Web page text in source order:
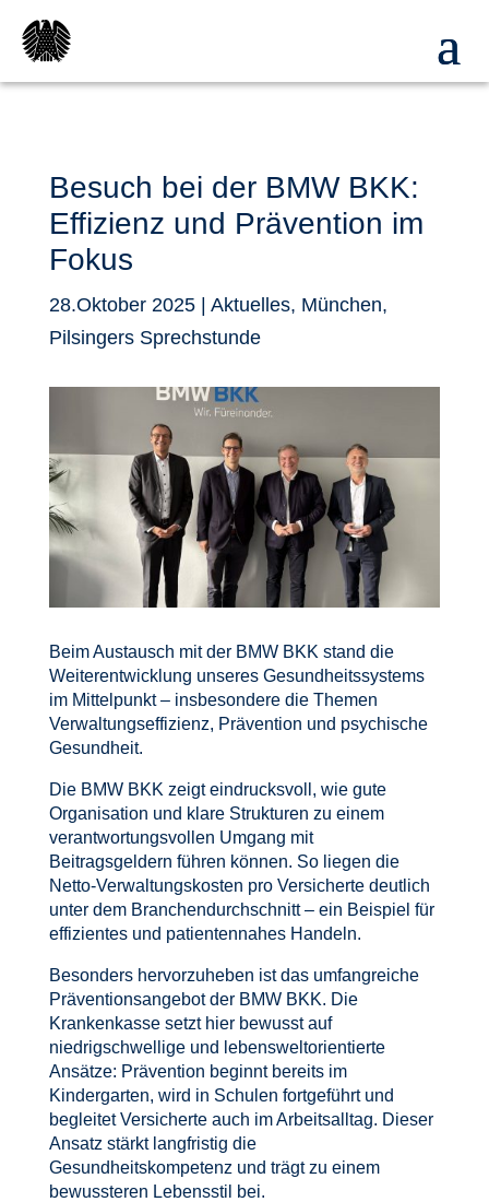
Besuch bei der BMW BKK:
Effizienz und Prävention im
Fokus
28.Oktober 2025| Aktuelles, München,
Pilsingers Sprechstunde
Beim Austausch mit der BMW BKK stand die
Weiterentwicklung unseres Gesundheitssystems
im Mittelpunkt – insbesondere die Themen
Verwaltungseffizienz, Prävention und psychische
Gesundheit.
Die BMW BKK zeigt eindrucksvoll, wie gute
Organisation und klare Strukturen zu einem
verantwortungsvollen Umgang mit
Beitragsgeldern führen können. So liegen die
Netto-Verwaltungskosten pro Versicherte deutlich
unter dem Branchendurchschnitt – ein Beispiel für
effizientes und patientennahes Handeln.
Besonders hervorzuheben ist das umfangreiche
Präventionsangebot der BMW BKK. Die
Krankenkasse setzt hier bewusst auf
niedrigschwellige und lebensweltorientierte
Ansätze: Prävention beginnt bereits im
Kindergarten, wird in Schulen fortgeführt und
begleitet Versicherte auch im Arbeitsalltag. Dieser
Ansatz stärkt langfristig die
Gesundheitskompetenz und trägt zu einem
bewussteren Lebensstil bei.